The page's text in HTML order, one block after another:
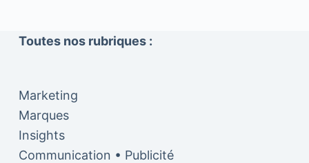
Toutes nos rubriques :
Marketing
Marques
Insights
Communication • Publicité